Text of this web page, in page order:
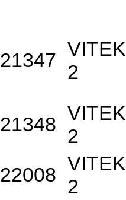
21347 VITEK
2
21348 VITEK
2
22008 VITEK
2